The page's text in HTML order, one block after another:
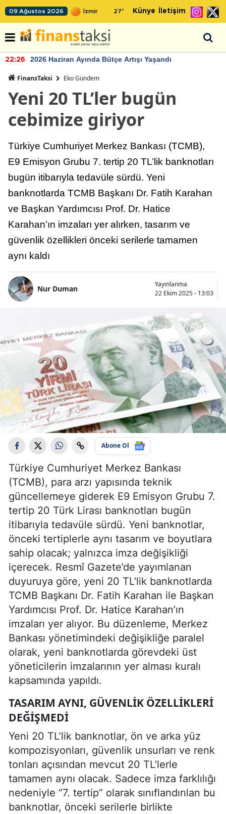
09 Ağustos 2026 27° Künye İletişim
22:26 2026 Haziran Ayında Bütçe Artışı Yaşandı
FinansTaksi Eko Gündem
Yeni 20 TL’ler bugün
cebimize giriyor
Türkiye Cumhuriyet Merkez Bankası (TCMB),
E9 Emisyon Grubu 7. tertip 20 TL’lik banknotları
bugün itibarıyla tedavüle sürdü. Yeni
banknotlarda TCMB Başkanı Dr. Fatih Karahan
ve Başkan Yardımcısı Prof. Dr. Hatice
Karahan’ın imzaları yer alırken, tasarım ve
güvenlik özellikleri önceki serilerle tamamen
aynı kaldı
Nur Duman
Yayınlanma
22 Ekim 2025 - 13:03
Abone Ol
Türkiye Cumhuriyet Merkez Bankası
(TCMB), para arzı yapısında teknik
güncellemeye giderek E9 Emisyon Grubu 7.
tertip 20 Türk Lirası banknotları bugün
itibarıyla tedavüle sürdü. Yeni banknotlar,
önceki tertiplerle aynı tasarım ve boyutlara
sahip olacak; yalnızca imza değişikliği
içerecek. Resmî Gazete’de yayımlanan
duyuruya göre, yeni 20 TL’lik banknotlarda
TCMB Başkanı Dr. Fatih Karahan ile Başkan
Yardımcısı Prof. Dr. Hatice Karahan’ın
imzaları yer alıyor. Bu düzenleme, Merkez
Bankası yönetimindeki değişikliğe paralel
olarak, yeni banknotlarda görevdeki üst
yöneticilerin imzalarının yer alması kuralı
kapsamında yapıldı.
TASARIM AYNI, GÜVENLIK ÖZELLIKLERI
DEĞIŞMEDI
Yeni 20 TL’lik banknotlar, ön ve arka yüz
kompozisyonları, güvenlik unsurları ve renk
tonları açısından mevcut 20 TL’lerle
tamamen aynı olacak. Sadece imza farklılığı
nedeniyle “7. tertip” olarak sınıflandırılan bu
banknotlar, önceki serilerle birlikte